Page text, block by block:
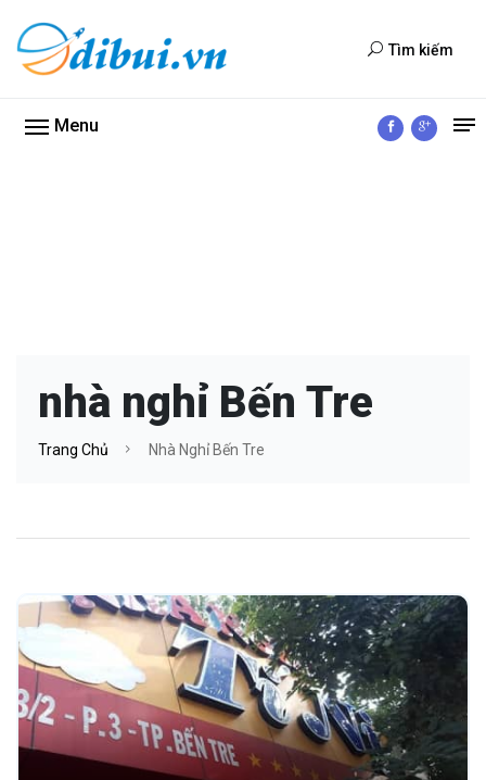
Tìm kiếm
Menu
nhà nghỉ Bến Tre
Trang Chủ Nhà Nghỉ Bến Tre